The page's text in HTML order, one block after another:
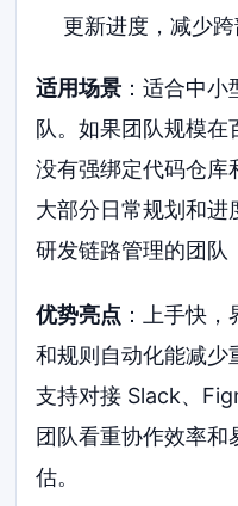
更新进度，减少跨
适用场景 ：适合中
队。如果团队规模在
没有强绑定代码仓库
大部分日常规划和进
研发链路管理的团队
优势亮点 ：上手快
和规则自动化能减少
支持对接 Slack、
团队看重协作效率
估。